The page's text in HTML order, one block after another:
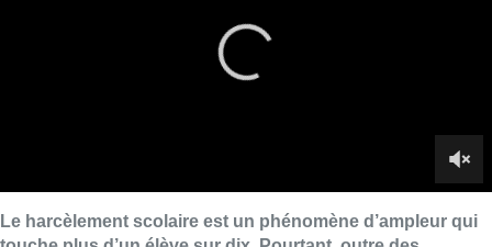
ministre de l’Éducation en Fédération Wallonie Bruxelles,
Caroline Désir (PS) a décidé d’y remédier. Une bonne
nouvelle, pour Benoît Galand, professeur de Sciences de
Il peut y avoir un décalage entre les idées reçues qui circulent
sur le sujet et la somme de connaissance scientifiques
accumulées depuis 40 ans, mais peu accessibles, explique